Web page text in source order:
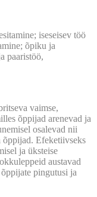
iseseisev töö
õpiku ja
paaristöö,
vaimse,
õppijad arenevad ja
osalevad nii
Efeketiivseks
ja üksteise
austavad
pingutusi ja